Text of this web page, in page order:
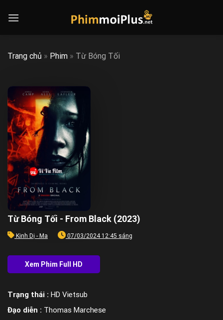
Trang chủ » Phim » Từ Bóng Tối
Từ Bóng Tối - From Black (2023)
Kinh Dị - Ma 07/03/2024 12:45 sáng
Trạng thái : HD Vietsub
Đạo diễn : Thomas Marchese